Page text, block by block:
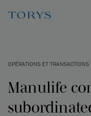
OPÉRATIONS ET TRANSACTIONS
Manulife